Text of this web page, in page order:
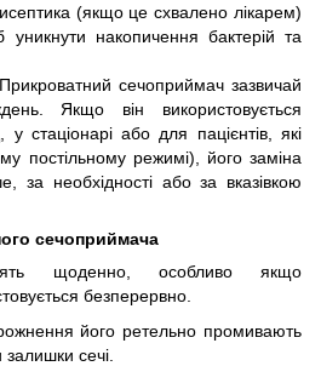
(якщо це схвалено лікарем)
накопичення бактерій та
Прикроватний сечоприймач зазвичай
Якщо він використовується
стаціонарі або для пацієнтів, які
постільному режимі), його заміна
за необхідності або за вказівкою
сечоприймача
щоденно, особливо якщо
безперервно.
його ретельно промивають
сечі.